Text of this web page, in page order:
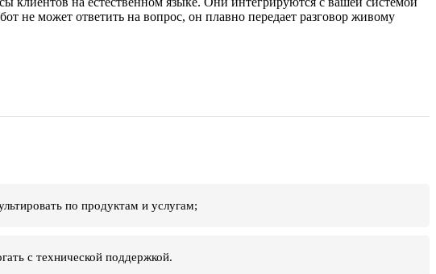
не может ответить на вопрос, он плавно передает разговор живому
по продуктам и услугам;
с технической поддержкой.